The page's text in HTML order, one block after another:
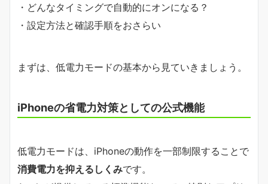
・どんなタイミングで自動的にオンになる？
・設定方法と確認手順をおさらい
まずは、低電力モードの基本から見ていきましょう。
iPhoneの省電力対策としての公式機能
低電力モードは、iPhoneの動作を一部制限することで
消費電力を抑えるしくみです。